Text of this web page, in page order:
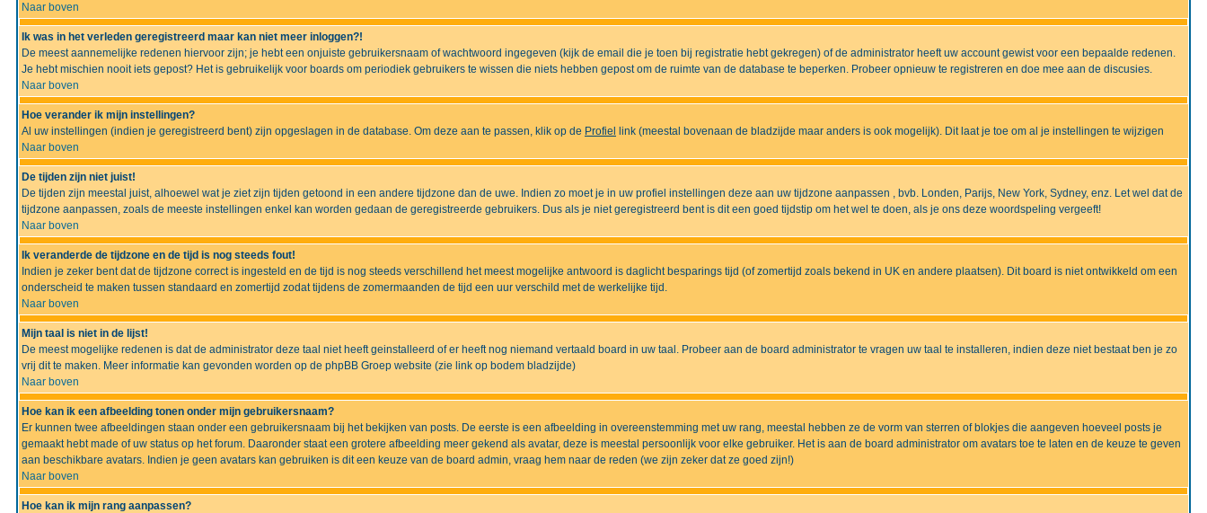
Naar boven
Ik was in het verleden geregistreerd maar kan niet meer inloggen?!
De meest aannemelijke redenen hiervoor zijn; je hebt een onjuiste gebruikersnaam of wachtwoord ingegeven (kijk de email die je toen bij registratie hebt gekregen) of de administrator heeft uw account gewist voor een bepaalde redenen.
Je hebt mischien nooit iets gepost? Het is gebruikelijk voor boards om periodiek gebruikers te wissen die niets hebben gepost om de ruimte van de database te beperken. Probeer opnieuw te registreren en doe mee aan de discusies.
Naar boven
Hoe verander ik mijn instellingen?
Al uw instellingen (indien je geregistreerd bent) zijn opgeslagen in de database. Om deze aan te passen, klik op de Profiel
link (meestal bovenaan de bladzijde maar anders is ook mogelijk). Dit laat je toe om al je instellingen te wijzigen
Naar boven
De tijden zijn niet juist!
De tijden zijn meestal juist, alhoewel wat je ziet zijn tijden getoond in een andere tijdzone dan de uwe. Indien zo moet je in uw profiel instellingen deze aan uw tijdzone aanpassen , bvb. Londen, Parijs, New York, Sydney, enz. Let wel dat de
tijdzone aanpassen, zoals de meeste instellingen enkel kan worden gedaan de geregistreerde gebruikers. Dus als je niet geregistreerd bent is dit een goed tijdstip om het wel te doen, als je ons deze woordspeling vergeeft!
Naar boven
Ik veranderde de tijdzone en de tijd is nog steeds fout!
Indien je zeker bent dat de tijdzone correct is ingesteld en de tijd is nog steeds verschillend het meest mogelijke antwoord is daglicht besparings tijd (of zomertijd zoals bekend in UK en andere plaatsen). Dit board is niet ontwikkeld om een
onderscheid te maken tussen standaard en zomertijd zodat tijdens de zomermaanden de tijd een uur verschild met de werkelijke tijd.
Naar boven
Mijn taal is niet in de lijst!
De meest mogelijke redenen is dat de administrator deze taal niet heeft geinstalleerd of er heeft nog niemand vertaald board in uw taal. Probeer aan de board administrator te vragen uw taal te installeren, indien deze niet bestaat ben je zo
vrij dit te maken. Meer informatie kan gevonden worden op de phpBB Groep website (zie link op bodem bladzijde)
Naar boven
Hoe kan ik een afbeelding tonen onder mijn gebruikersnaam?
Er kunnen twee afbeeldingen staan onder een gebruikersnaam bij het bekijken van posts. De eerste is een afbeelding in overeenstemming met uw rang, meestal hebben ze de vorm van sterren of blokjes die aangeven hoeveel posts je
gemaakt hebt made of uw status op het forum. Daaronder staat een grotere afbeelding meer gekend als avatar, deze is meestal persoonlijk voor elke gebruiker. Het is aan de board administrator om avatars toe te laten en de keuze te geven
aan beschikbare avatars. Indien je geen avatars kan gebruiken is dit een keuze van de board admin, vraag hem naar de reden (we zijn zeker dat ze goed zijn!)
Naar boven
Hoe kan ik mijn rang aanpassen?